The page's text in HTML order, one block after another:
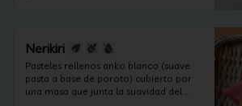
Nerikiri
Pasteles rellenos anko blanco (suave
pasta a base de poroto) cubierto por
una masa que junta la suavidad del